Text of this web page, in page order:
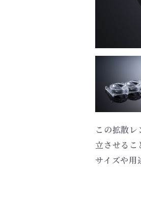
この拡散
立させるこ
サイズや用